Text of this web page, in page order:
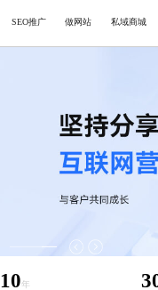
SEO推广 做网站 私域商城
10年